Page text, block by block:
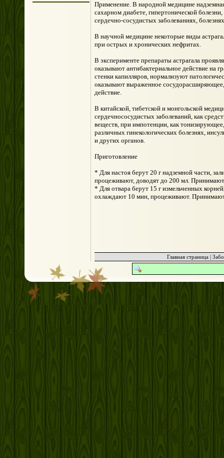
Применение. В народной медицине
сахарном диабете, гипертонической
сердечно-сосудистых заболеваниях,
В научной медицине некоторые виды
при острых и хронических нефритах.
В эксперименте препараты астрагала
оказывают антибактериальное действие на
стенки капилляров, нормализуют
оказывают выраженное
действие.
В китайской, тибетской и монгольской
сердечнососудистых заболеваний, как
веществ, при импотенции, как
различных гинекологических болезнях,
и других органов.
Приготовление
* Для настоя берут 20 г надземной части,
процеживают, доводят до 200 мл. Принимают
* Для отвара берут 15 г измельченных
охлаждают 10 мин, процеживают. Принимают
Главная страница|